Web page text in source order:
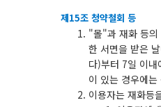
제15조 청약철회 등
"몰"과 재화 등의
한 서면을 받은
다)부터 7일 이
이 있는 경우에
이용자는 재화등